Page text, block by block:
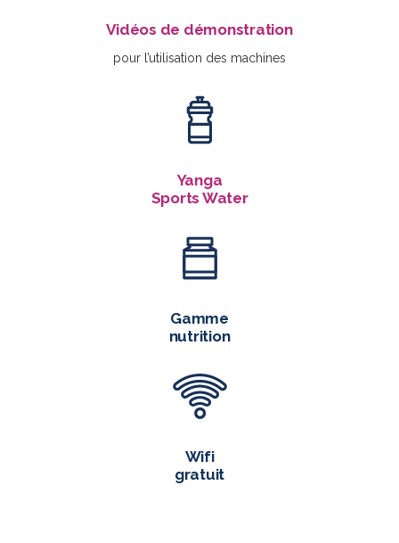
Vidéos de démonstration
pour l’utilisation des machines
Yanga
Sports Water
Gamme
nutrition
Wifi
gratuit